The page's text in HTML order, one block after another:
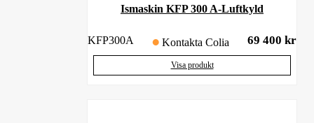
Ismaskin KFP 300 A-Luftkyld
KFP300A Kontakta Colia 69 400 kr
Visa produkt